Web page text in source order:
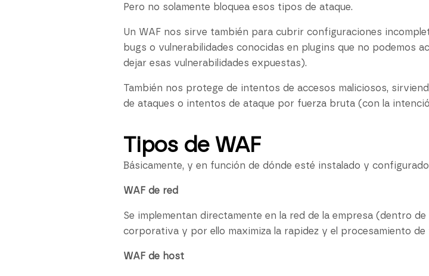
Pero no solamente bloquea esos tipos de ataque.
Un WAF nos sirve también para cubrir configuraciones
bugs o vulnerabilidades conocidas en plugins que no podemos
dejar esas vulnerabilidades expuestas).
También nos protege de intentos de accesos maliciosos,
de ataques o intentos de ataque por fuerza bruta (con la
Tipos de WAF
Básicamente, y en función de dónde esté instalado y
WAF de red
Se implementan directamente en la red de la empresa (dentro
corporativa y por ello maximiza la rapidez y el procesamiento de
WAF de host